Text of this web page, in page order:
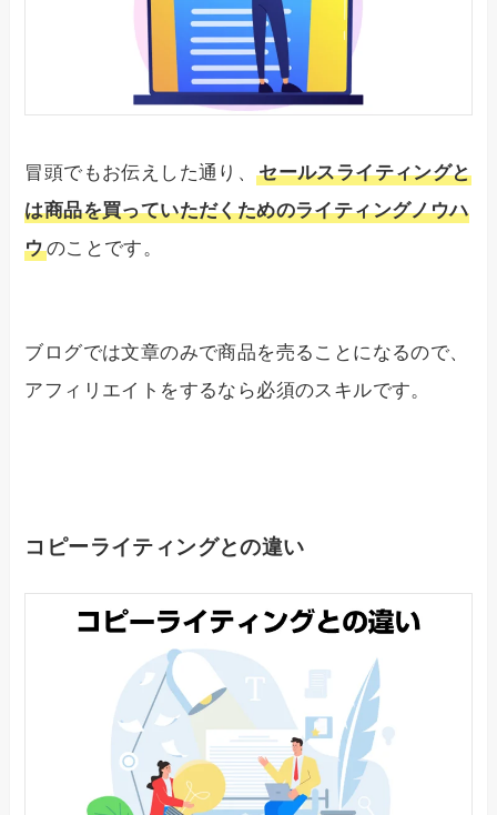
冒頭でもお伝えした通り、セールスライティングと
は商品を買っていただくためのライティングノウハ
ウのことです。
ブログでは文章のみで商品を売ることになるので、
アフィリエイトをするなら必須のスキルです。
コピーライティングとの違い